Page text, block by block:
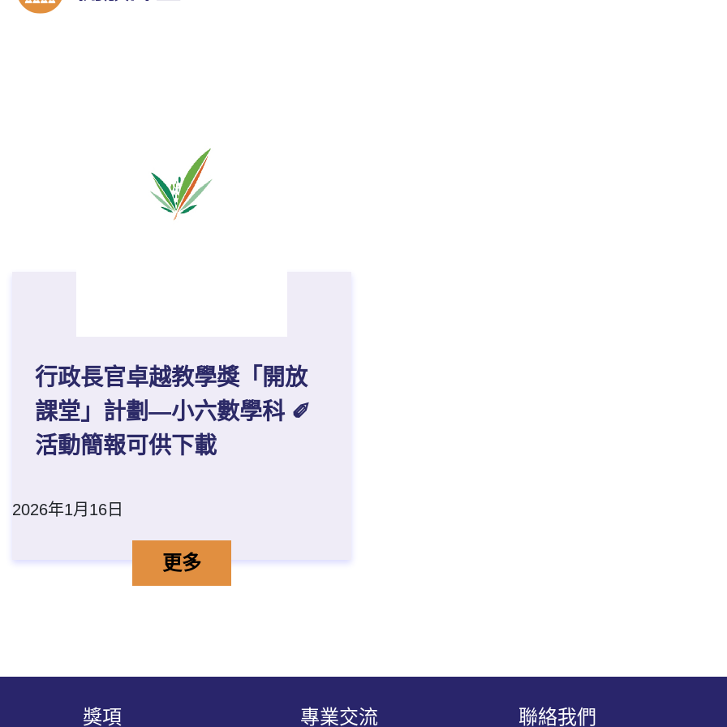
識化為樂 輕鬆學習啟潛能的
行政長官卓越教學獎「開放
課堂」計劃—小六數學科 ✐
活動簡報可供下載
2026年1月16日
行政長官卓越教學獎「開放課堂」計劃—小六數學科 ✐活動簡報
更多詳情
獎項 專業交流 聯絡我們